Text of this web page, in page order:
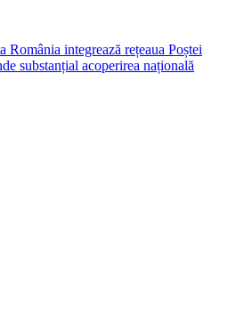
România integrează rețeaua Poștei
substanțial acoperirea națională